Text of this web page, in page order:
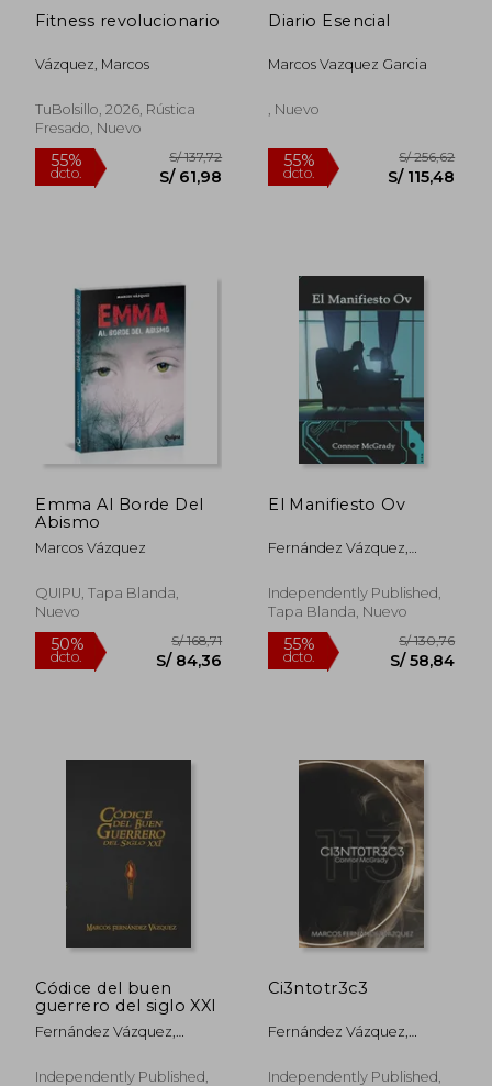
Fitness revolucionario
Vázquez, Marcos
TuBolsillo, 2026, Rústica
Fresado, Nuevo
S/ 137,72
Diario Esencial
Marcos Vazquez Garcia
, Nuevo
55%
Emma Al Borde Del
Abismo
Marcos Vázquez
QUIPU, Tapa Blanda,
Nuevo
El Manifiesto Ov
Fernández Vázquez,
Independently Published,
Tapa Blanda, Nuevo
Códice del buen
guerrero del siglo XXI
Fernández Vázquez,
Independently Published,
Ci3ntotr3c3
Fernández Vázquez,
Independently Published,